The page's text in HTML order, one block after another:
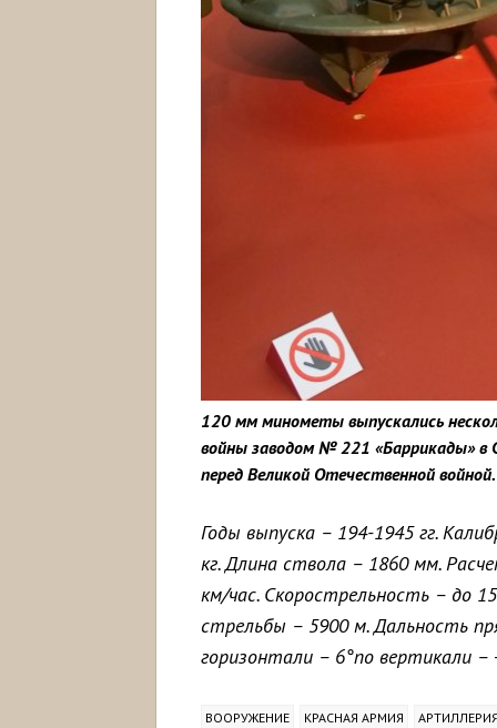
120 мм минометы выпускались
войны заводом № 221 «Баррикады»
перед Великой Отечественной войной.
Годы выпуска – 194-1945 гг.
кг. Длина ствола – 1860 мм.
км/час. Скорострельность – до
стрельбы – 5900 м. Дальность
горизонтали – 6°по вертикали –
ВООРУЖЕНИЕ КРАСНАЯ АРМИЯ